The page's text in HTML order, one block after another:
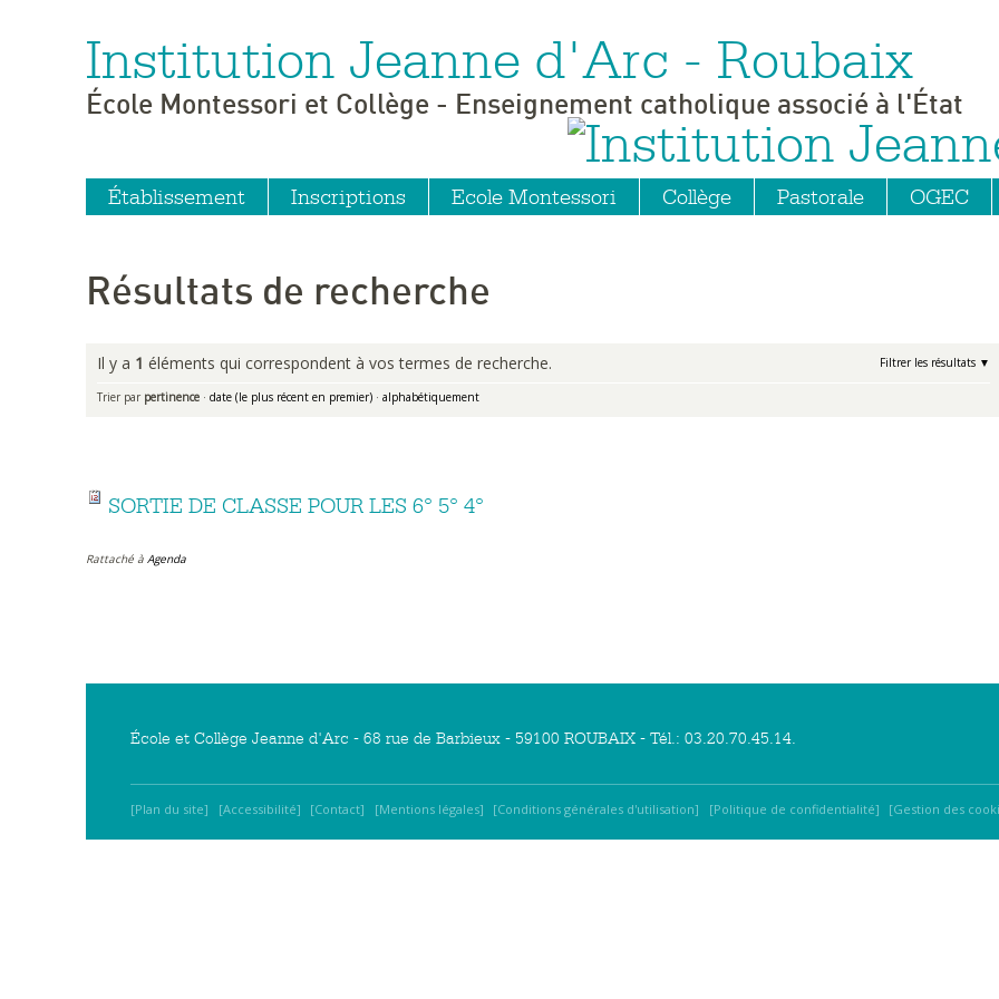
Aller
Aller
à
Outils
personnels
Institution Jeanne d'Arc - Roubaix
École Montessori et Collège - Enseignement catholique associé à l'État
Établissement Inscriptions Ecole Montessori Collège Pastorale OGEC
Résultats de recherche
Il y a 1 éléments qui correspondent à vos termes de recherche. Filtrer les résultats
Trier par pertinence · date (le plus récent en premier) · alphabétiquement
SORTIE DE CLASSE POUR LES 6° 5° 4°
Rattaché à Agenda
École et Collège Jeanne d'Arc - 68 rue de Barbieux - 59100 ROUBAIX - Tél.: 03.20.70.45.14.
Plan du site Accessibilité Contact Mentions légales Conditions générales d'utilisation Politique de confidentialité Gestion des